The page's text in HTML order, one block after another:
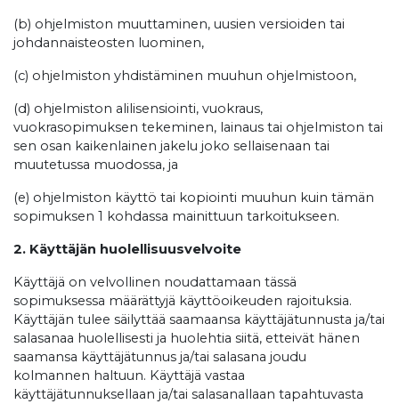
(b) ohjelmiston muuttaminen, uusien versioiden tai
johdannaisteosten luominen,
(c) ohjelmiston yhdistäminen muuhun ohjelmistoon,
(d) ohjelmiston alilisensiointi, vuokraus,
vuokrasopimuksen tekeminen, lainaus tai ohjelmiston tai
sen osan kaikenlainen jakelu joko sellaisenaan tai
muutetussa muodossa, ja
(e) ohjelmiston käyttö tai kopiointi muuhun kuin tämän
sopimuksen 1 kohdassa mainittuun tarkoitukseen.
2. Käyttäjän huolellisuusvelvoite
Käyttäjä on velvollinen noudattamaan tässä
sopimuksessa määrättyjä käyttöoikeuden rajoituksia.
Käyttäjän tulee säilyttää saamaansa käyttäjätunnusta ja/tai
salasanaa huolellisesti ja huolehtia siitä, etteivät hänen
saamansa käyttäjätunnus ja/tai salasana joudu
kolmannen haltuun. Käyttäjä vastaa
käyttäjätunnuksellaan ja/tai salasanallaan tapahtuvasta